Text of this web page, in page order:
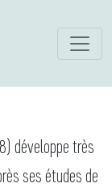
développe très
ses études de